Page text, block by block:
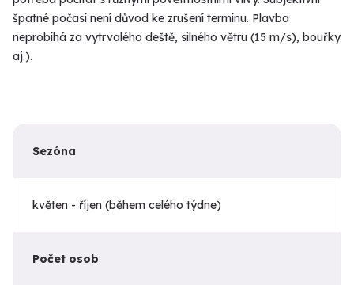
špatné počasí není důvod ke zrušení termínu. Plavba
neprobíhá za vytrvalého deště, silného větru (15 m/s), bouřky
aj.).
Sezóna
květen - říjen (během celého týdne)
Počet osob